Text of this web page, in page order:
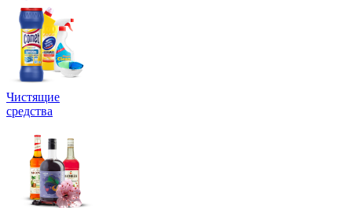
Чистящие
средства